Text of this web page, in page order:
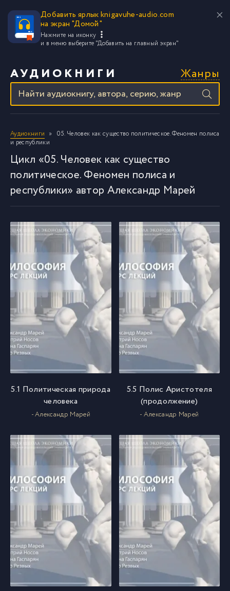
Добавить ярлык knigavuhe-audio.com
на экран "Домой"
Нажмите на иконку
и в меню выберите "Добавить на главный экран"
АУДИОКНИГИ Жанры
Аудиокниги
05. Человек как существо политическое. Феномен полиса
и республики
Цикл «05. Человек как существо
политическое. Феномен полиса и
республики» автор Александр Марей
5.1 Политическая природа
человека
- Александр Марей
5.5 Полис Аристотеля
(продолжение)
- Александр Марей